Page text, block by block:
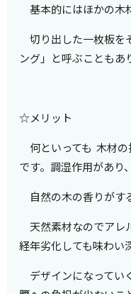
基本的にはほかの木
切り出した一枚板を
ング」と呼ぶこともあ
☆メリット
何といっても 木材の
です。調湿作用があり、
自然の木の香りがす
天然素材なのでアレ
経年劣化しても味わい
デザインになってい